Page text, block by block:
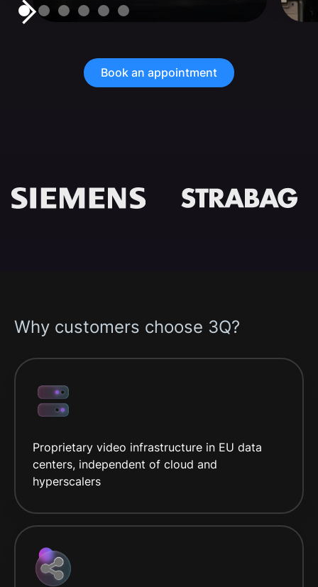
Book an appointment
Why customers choose 3Q?
Proprietary video infrastructure in EU data
centers, independent of cloud and
hyperscalers